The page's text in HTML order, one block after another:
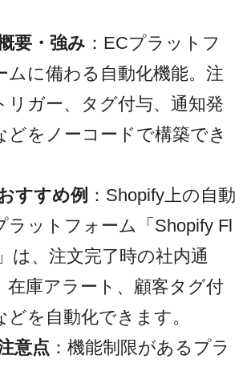
要・強み ：ECプラットフ
ムに備わる自動化機能。注
リガー、タグ付与、通知発
どをノーコードで構築でき
すすめ例 ：Shopify上の自動
ラットフォーム「Shopify Fl
は、注文完了時の社内通
在庫アラート、顧客タグ付
どを自動化できます。
意点 ：機能制限があるプラ